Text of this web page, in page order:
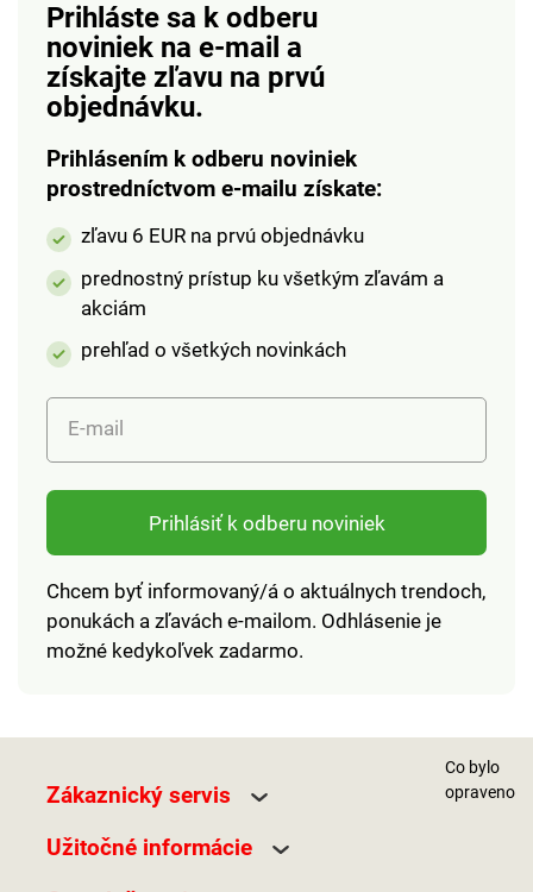
Prihláste sa k odberu
noviniek na e-mail a
získajte zľavu na prvú
objednávku.
Prihlásením k odberu noviniek
prostredníctvom e-mailu získate:
zľavu 6 EUR na prvú objednávku
prednostný prístup ku všetkým zľavám a
akciám
prehľad o všetkých novinkách
E-mail
Prihlásiť k odberu noviniek
Chcem byť informovaný/á o aktuálnych trendoch,
ponukách a zľavách e-mailom. Odhlásenie je
možné kedykoľvek zadarmo.
Zákaznický servis
Užitočné informácie
Co bylo
opraveno